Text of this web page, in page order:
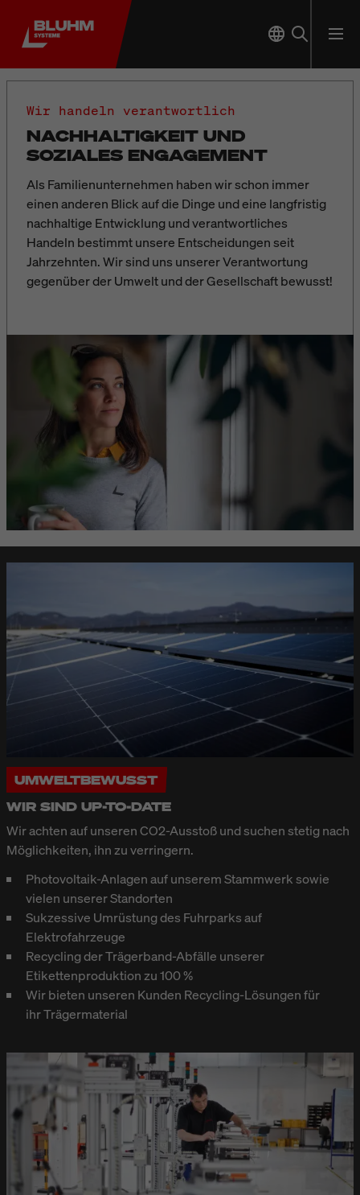
Wir handeln verantwortlich
NACHHALTIGKEIT UND
SOZIALES ENGAGEMENT
Als Familienunternehmen haben wir schon immer
einen anderen Blick auf die Dinge und eine langfristig
nachhaltige Entwicklung und verantwortliches
Handeln bestimmt unsere Entscheidungen seit
Jahrzehnten.Wir sind uns unserer Verantwortung
gegenüber der Umwelt und der Gesellschaft bewusst!
UMWELTBEWUSST
WIR SIND UP-TO-DATE
Wir achten auf unseren CO2-Ausstoß und suchen stetig nach
Möglichkeiten, ihn zu verringern.
Photovoltaik-Anlagen auf unserem Stammwerk sowie
vielen unserer Standorten
Sukzessive Umrüstung des Fuhrparks auf
Elektrofahrzeuge
Recycling der Trägerband-Abfälle unserer
Etikettenproduktion zu 100 %
Wir bieten unseren Kunden Recycling-Lösungen für
ihr Trägermaterial